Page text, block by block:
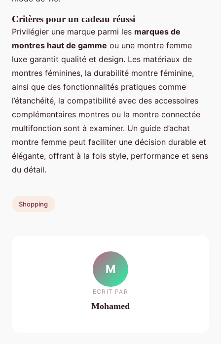
Critères pour un cadeau réussi
Privilégier une marque parmi les marques de
montres haut de gamme ou une montre femme
luxe garantit qualité et design. Les matériaux de
montres féminines, la durabilité montre féminine,
ainsi que des fonctionnalités pratiques comme
l’étanchéité, la compatibilité avec des accessoires
complémentaires montres ou la montre connectée
multifonction sont à examiner. Un guide d’achat
montre femme peut faciliter une décision durable et
élégante, offrant à la fois style, performance et sens
du détail.
Shopping
M
ECRIT PAR
Mohamed